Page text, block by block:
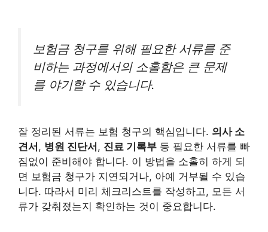
보험금 청구를 위해 필요한 서류를 준
비하는 과정에서의 소홀함은 큰 문제
를 야기할 수 있습니다.
잘 정리된 서류는 보험 청구의 핵심입니다. 의사 소
견서, 병원 진단서, 진료 기록부 등 필요한 서류를 빠
짐없이 준비해야 합니다. 이 방법을 소홀히 하게 되
면 보험금 청구가 지연되거나, 아예 거부될 수 있습
니다. 따라서 미리 체크리스트를 작성하고, 모든 서
류가 갖춰졌는지 확인하는 것이 중요합니다.